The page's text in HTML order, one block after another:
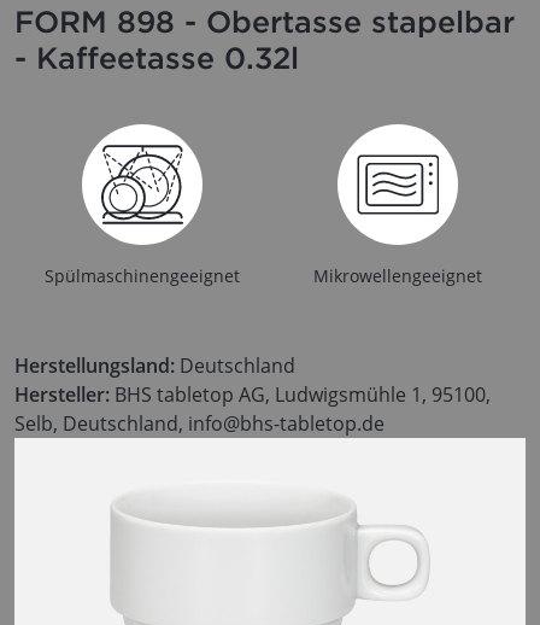
FORM 898 - Obertasse stapelbar
- Kaffeetasse 0.32l
Spülmaschinengeeignet Mikrowellengeeignet
Herstellungsland: Deutschland
Hersteller: BHS tabletop AG, Ludwigsmühle 1, 95100,
Selb, Deutschland, info@bhs-tabletop.de